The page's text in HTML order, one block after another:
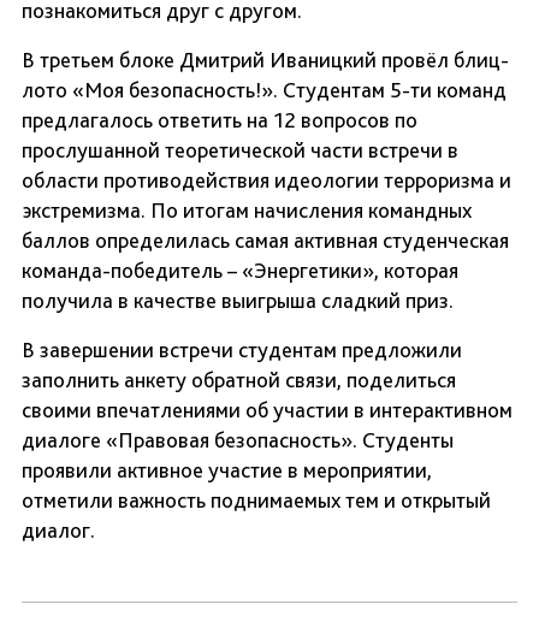
познакомиться друг с другом.
В третьем блоке Дмитрий Иваницкий провёл блиц-
лото «Моя безопасность!». Студентам 5-ти команд
предлагалось ответить на 12 вопросов по
прослушанной теоретической части встречи в
области противодействия идеологии терроризма и
экстремизма. По итогам начисления командных
баллов определилась самая активная студенческая
команда-победитель – «Энергетики», которая
получила в качестве выигрыша сладкий приз.
В завершении встречи студентам предложили
заполнить анкету обратной связи, поделиться
своими впечатлениями об участии в интерактивном
диалоге «Правовая безопасность». Студенты
проявили активное участие в мероприятии,
отметили важность поднимаемых тем и открытый
диалог.